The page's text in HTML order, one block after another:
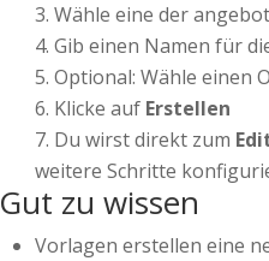
Wähle eine der
Gib einen Namen für
Optional: Wähle einen
Klicke auf Erstellen
Du wirst direkt zum
weitere Schritte
Gut zu wissen
Vorlagen erstellen eine